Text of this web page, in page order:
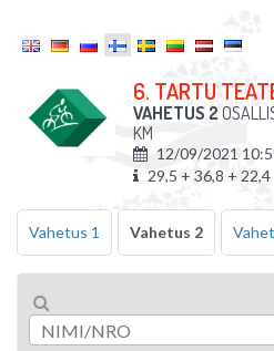
6. TARTU
VAHETUS 2
KM
12/09/2021
29,5 + 36,8 + 22,4
Vahetus 1 Vahetus 2